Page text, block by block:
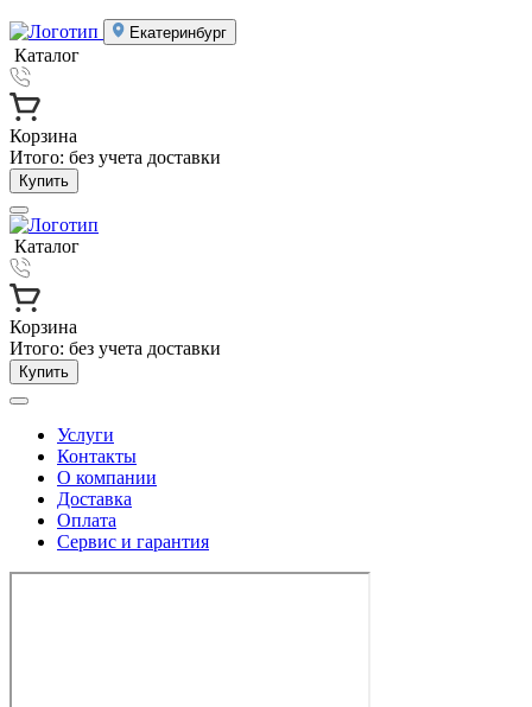
Екатеринбург
Каталог
Корзина
Итого: без учета доставки
Купить
Каталог
Корзина
Итого: без учета доставки
Купить
Услуги
Контакты
О компании
Доставка
Оплата
Сервис и гарантия